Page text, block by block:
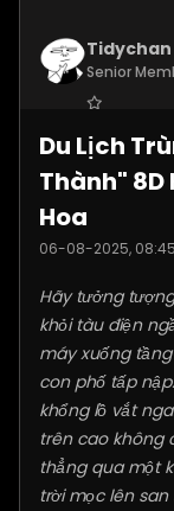
Tidychan
Senior
Posts: 1248
Du Lịch
Thành" 8D
Hoa
06-08-2025, 08:45
Hãy tưởng
khỏi tàu điện
máy xuống
con phố tấp
khổng lồ vắt
trên cao không
thẳng qua một
trời mọc lên